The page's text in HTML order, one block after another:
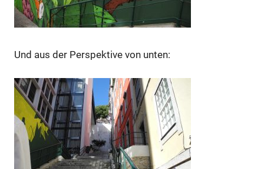
Und aus der Perspektive von unten: